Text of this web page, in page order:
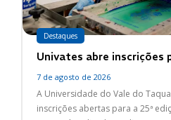
Destaques
Univates abre inscrições
7 de agosto de 2026
A Universidade do Vale do
inscrições abertas para a 25ª